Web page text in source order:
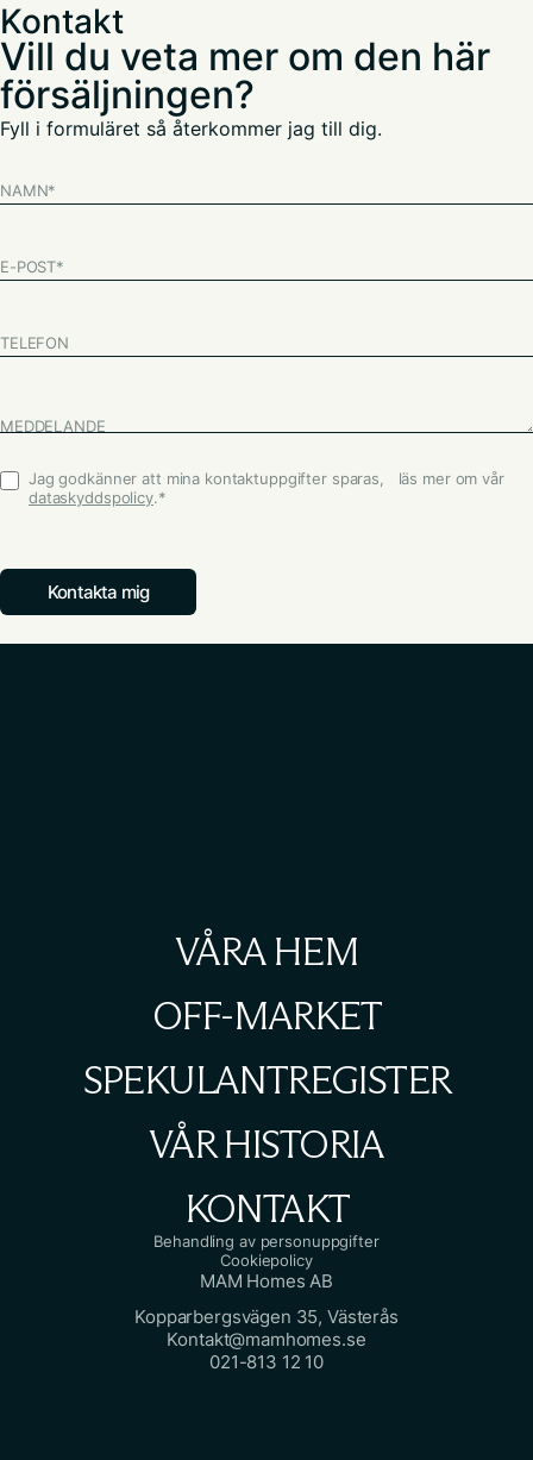
Kontakt
Vill du veta mer om den här
försäljningen?
Fyll i formuläret så återkommer jag till dig.
NAMN*
E-POST*
TELEFON
MEDDELANDE
Godkännande*
Jag godkänner att mina kontaktuppgifter sparas, läs mer om vår
dataskyddspolicy.*
Kontakta mig
VÅRA HEM
OFF-MARKET
SPEKULANTREGISTER
VÅR HISTORIA
KONTAKT
Behandling av personuppgifter
Cookiepolicy
MAM Homes AB
Kopparbergsvägen 35, Västerås
Kontakt@mamhomes.se
021-813 12 10